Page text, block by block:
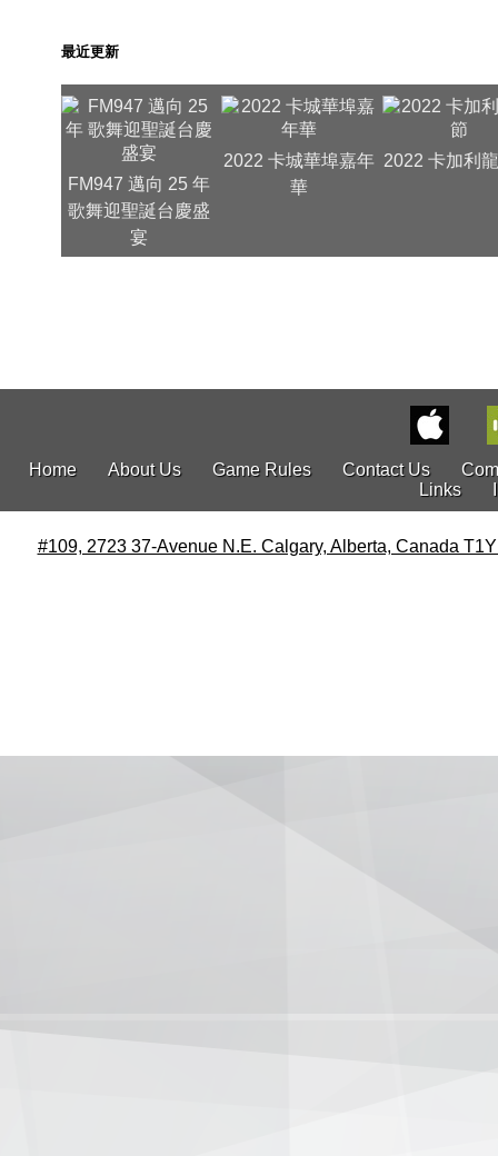
最近更新
FM947 邁向 25 年
歌舞迎聖誕台慶盛
宴
2022 卡城華埠嘉年
華
2022 卡加利
Home About Us Game Rules Contact Us
Links
#109, 2723 37-Avenue N.E. Calgary, Alberta, Canada